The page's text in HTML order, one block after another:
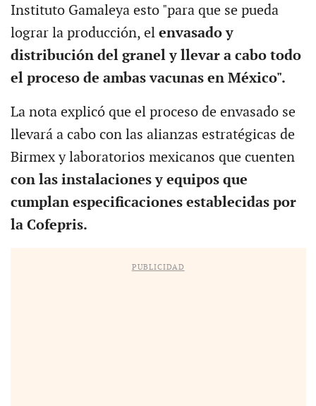
Instituto Gamaleya esto "para que se pueda
lograr la producción, el envasado y
distribución del granel y llevar a cabo todo
el proceso de ambas vacunas en México".
La nota explicó que el proceso de envasado se
llevará a cabo con las alianzas estratégicas de
Birmex y laboratorios mexicanos que cuenten
con las instalaciones y equipos que
cumplan especificaciones establecidas por
la Cofepris.
PUBLICIDAD